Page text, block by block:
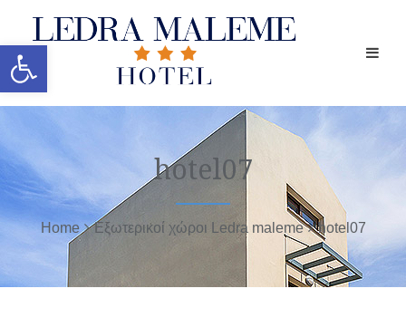
Ανοίξτε τη γραμμή εργαλείων
hotel07
Home Εξωτερικοί χώροι Ledra maleme hotel07